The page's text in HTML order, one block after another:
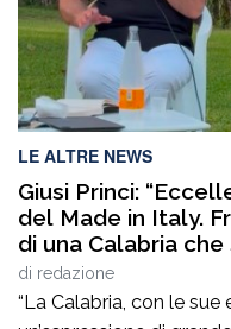
LE ALTRE NEWS
Giusi Princi:
del Made in Italy.
di una Calabria
competenze in
di redazione
“La Calabria, con le